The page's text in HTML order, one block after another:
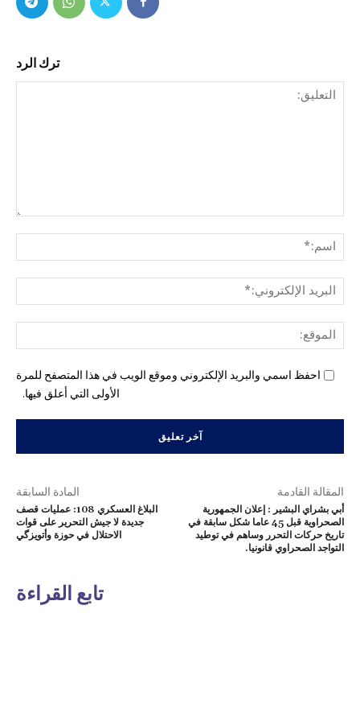
ترك الرد
احفظ اسمي والبريد الإلكتروني وموقع الويب في هذا المتصفح للمرة
الأولى التي أعلق فيها.
المادة السابقة
البلاغ العسكري 108: عمليات قصف
جديدة لا جيش التحرير على قوات
الاحتلال في حوزة وأتويزگي
المقالة القادمة
أبي بشراي البشير : إعلان الجمهورية
الصحراوية قبل 45 عاما شكل سابقة في
تاريخ حركات التحرر وساهم في توطيد
التواجد الصحراوي قانونيا.
تابع القراءة